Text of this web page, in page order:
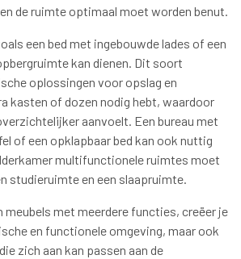
de ruimte optimaal moet worden benut.
een bed met ingebouwde lades of een
kan dienen. Dit soort
oplossingen voor opslag en
kasten of dozen nodig hebt, waardoor
aanvoelt. Een bureau met
of een opklapbaar bed kan ook nuttig
multifunctionele ruimtes moet
studieruimte en een slaapruimte.
meubels met meerdere functies, creëer je
en functionele omgeving, maar ook
zich aan kan passen aan de